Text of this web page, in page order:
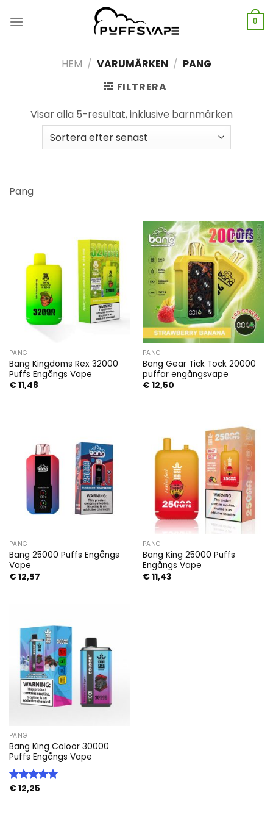
0
HEM / VARUMÄRKEN / PANG
FILTRERA
Visar alla 5-resultat, inklusive barnmärken
Pang
PANG
Bang Kingdoms Rex 32000
Puffs Engångs Vape
€11,48
PANG
Bang Gear Tick Tock 20000
puffar engångsvape
€12,50
PANG
Bang 25000 Puffs Engångs
Vape
€12,57
PANG
Bang King 25000 Puffs
Engångs Vape
€11,43
PANG
Bang King Coloor 30000
Puffs Engångs Vape
Betygsatt
€12,25